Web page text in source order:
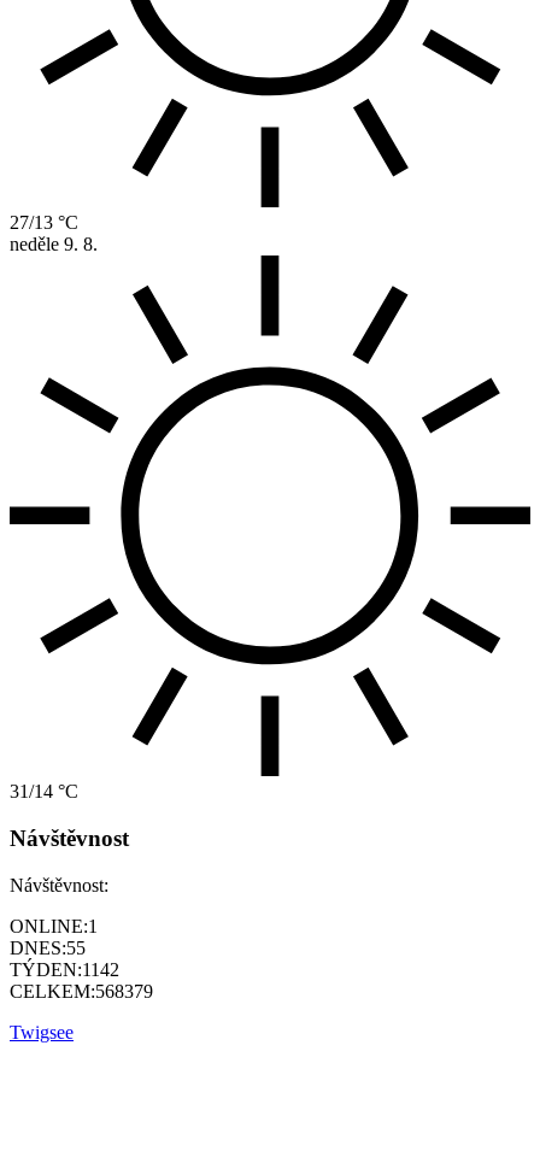
27/13 °C
neděle 9. 8.
31/14 °C
Návštěvnost
Návštěvnost:
ONLINE:1
DNES:55
TÝDEN:1142
CELKEM:568379
Twigsee